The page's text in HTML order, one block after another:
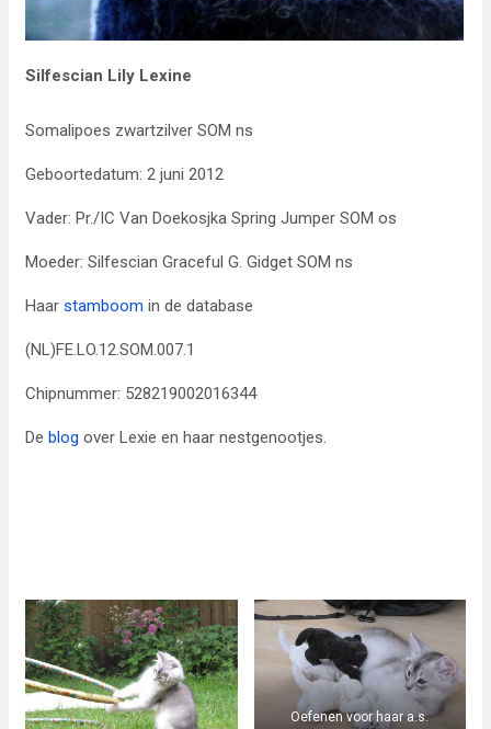
Silfescian Lily Lexine
Somalipoes zwartzilver SOM ns
Geboortedatum: 2 juni 2012
Vader: Pr./IC Van Doekosjka Spring Jumper SOM os
Moeder: Silfescian Graceful G. Gidget SOM ns
Haar stamboom in de database
(NL)FE.LO.12.SOM.007.1
Chipnummer: 528219002016344
De blog over Lexie en haar nestgenootjes.
Oefenen voor haar a.s.